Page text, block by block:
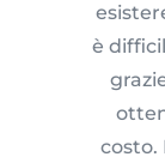
è
costo.